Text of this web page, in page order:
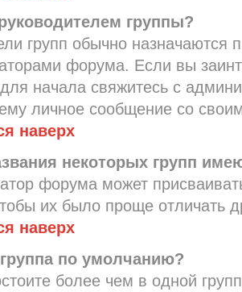
группы?
групп обычно назначаются
форума. Если вы
начала свяжитесь с
личное сообщение со
наверх
некоторых групп
форума может
их было проще отличать
наверх
по умолчанию?
более чем в одной